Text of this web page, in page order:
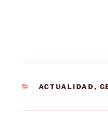
CATEGORÍAS
ACTUALIDAD ,